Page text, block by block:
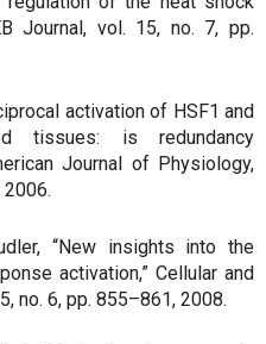
Journal, vol. 15, no. 7, pp.
activation of HSF1 and
tissues: is redundancy
Journal of Physiology,
2006.
“New insights into the
activation,” Cellular and
no. 6, pp. 855–861, 2008.